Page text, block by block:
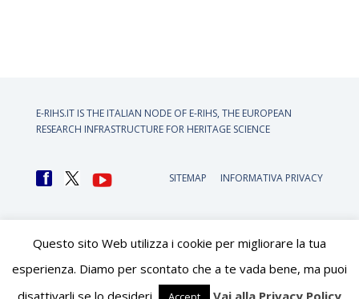
E-RIHS.IT IS THE ITALIAN NODE OF E-RIHS, THE EUROPEAN
RESEARCH INFRASTRUCTURE FOR HERITAGE SCIENCE
SITEMAP INFORMATIVA PRIVACY
Questo sito Web utilizza i cookie per migliorare la tua
esperienza. Diamo per scontato che a te vada bene, ma puoi
disattivarli se lo desideri.
Vai alla Privacy Policy